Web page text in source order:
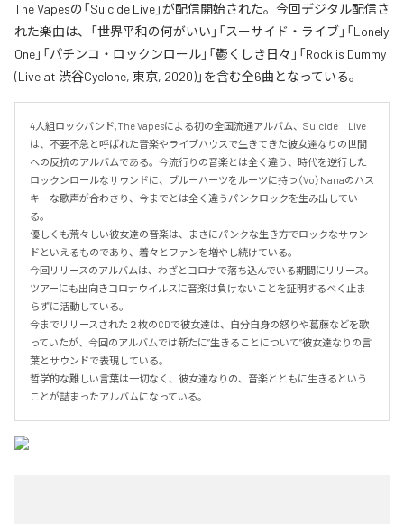
The Vapesの「Suicide Live」が配信開始された。今回デジタル配信さ
れた楽曲は、「世界平和の何がいい」「スーサイド・ライブ」「Lonely
One」「パチンコ・ロックンロール」「鬱くしき日々」「Rock is Dummy
(Live at 渋谷Cyclone, 東京, 2020)」を含む全6曲となっている。
4人組ロックバンド,The Vapesによる初の全国流通アルバム、Suicide　Live
は、不要不急と呼ばれた音楽やライブハウスで生きてきた彼女達なりの世間
への反抗のアルバムである。今流行りの音楽とは全く違う、時代を逆行した
ロックンロールなサウンドに、ブルーハーツをルーツに持つ（Vo）Nanaのハス
キーな歌声が合わさり、今までとは全く違うパンクロックを生み出してい
る。
優しくも荒々しい彼女達の音楽は、まさにパンクな生き方でロックなサウン
ドといえるものであり、着々とファンを増やし続けている。
今回リリースのアルバムは、わざとコロナで落ち込んでいる期間にリリース。
ツアーにも出向きコロナウイルスに音楽は負けないことを証明するべく止ま
らずに活動している。
今までリリースされた２枚のCDで彼女達は、自分自身の怒りや葛藤などを歌
っていたが、今回のアルバムでは新たに”生きることについて”彼女達なりの言
葉とサウンドで表現している。
哲学的な難しい言葉は一切なく、彼女達なりの、音楽とともに生きるという
ことが詰まったアルバムになっている。